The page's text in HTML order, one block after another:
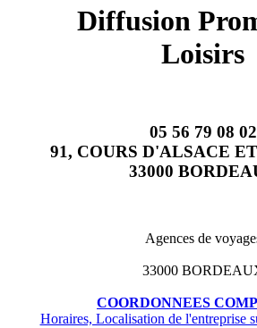
Diffusion
Loisirs
05 56 79 08 02
91, COURS D'ALSACE
33000
Agences de
33000
COORDONNEES
Horaires, Localisation de l'entreprise